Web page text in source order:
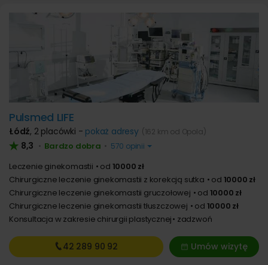
Pulsmed LIFE
Łódź, 2 placówki - pokaż adresy (162 km od Opola)
8,3 • Bardzo dobra • 570 opinii
Leczenie ginekomastii od 10000 zł
Chirurgiczne leczenie ginekomastii z korekcją sutka
od 10000 zł
Chirurgiczne leczenie ginekomastii gruczołowej
od 10000 zł
Chirurgiczne leczenie ginekomastii tłuszczowej
od 10000 zł
Konsultacja w zakresie chirurgii plastycznej zadzwoń
Umów wizytę
42 289 90 92